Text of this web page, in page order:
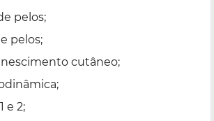
pelos;
pelos;
cutâneo;
e 2;